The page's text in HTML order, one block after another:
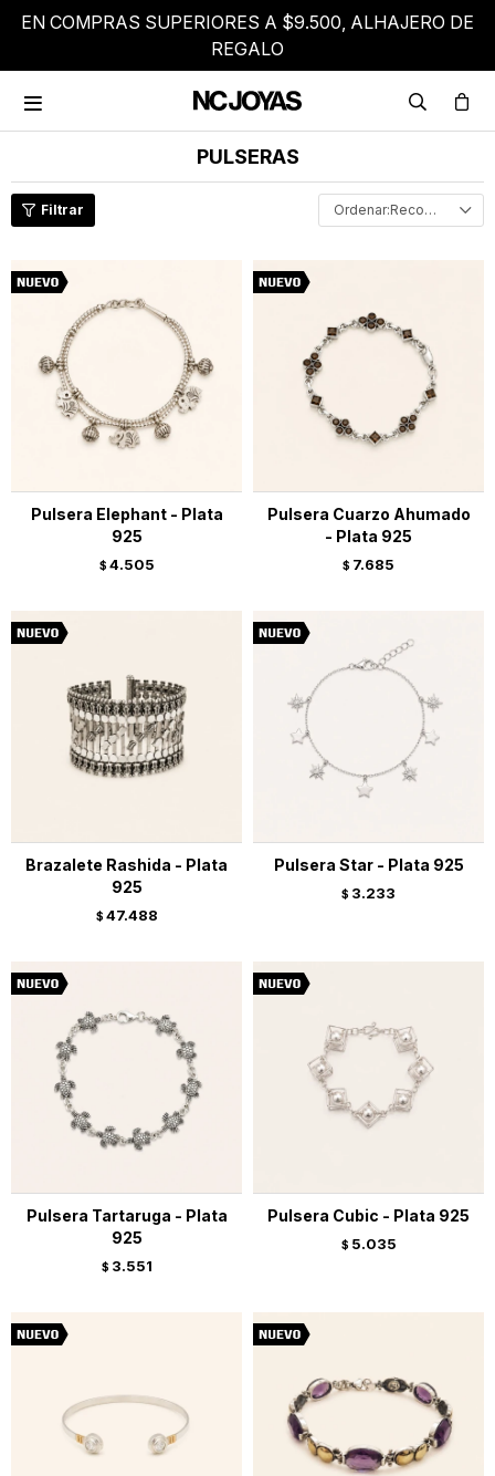
EN COMPRAS SUPERIORES A $9.500, ALHAJERO DE
REGALO

PULSERAS
Recomendados
Pulsera Elephant - Plata
925
$ 4.505
Pulsera Cuarzo Ahumado
- Plata 925
$ 7.685
Brazalete Rashida - Plata
925
$ 47.488
Pulsera Star - Plata 925
$ 3.233
Pulsera Tartaruga - Plata
925
$ 3.551
Pulsera Cubic - Plata 925
$ 5.035